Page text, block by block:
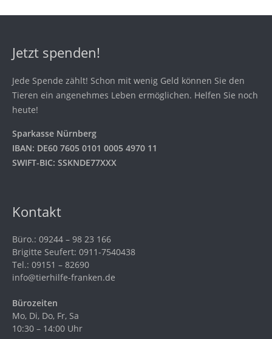
Jetzt spenden!
Jede Spende zählt! Schon mit wenig Geld können Sie den
Tieren ein angenehmes Leben ermöglichen. Helfen Sie noch
heute!
Sparkasse Nürnberg
IBAN: DE60 7605 0101 0005 4970 11
SWIFT-BIC: SSKNDE77XXX
Kontakt
Büro.: 09244 – 98 23 166
Brigitte Seufert: 0911-7540438
Tel.: 09151 – 82690
info@tierhilfe-franken.de
Bürozeiten
Mo, Di, Do, Fr, Sa
10:30 – 14:00 Uhr